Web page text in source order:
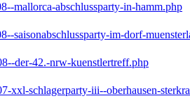
mallorca-abschlussparty-in-hamm.php
saisonabschlussparty-im-dorf-
der-42.-nrw-kuenstlertreff.php
xxl-schlagerparty-iii--oberhausen-